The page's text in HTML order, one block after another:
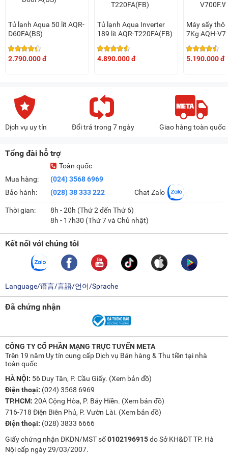
Tủ lạnh AQUA Inverter 358 lít AQR-T410FA(SL) có nhiều ưu
sẽ là giải pháp bảo quản thực phẩm hiệu quả cho nhiều gia
đình. Nếu đang có nhu cầu trang bị tủ lạnh cho gia đình
mình, bạn có thể tham khảo ngay model này nhé.
được cắm điện để tủ ổn định khí gas và tránh tình trạng
sốc điện do cắm điện.
Hình ảnh sản phẩm chỉ có tính chất minh họa, chi tiết sản
đổi tùy theo sản phẩm thực tế mà không cần thông báo
Tủ lạnh Aqua 50 lít AQR-
D60FA(BS)
2.790.000 đ
Tủ lạnh Aqua Inverter
189 lít AQR-T220FA(FB)
4.890.000 đ
Máy sấy
7Kg AQH-
5.190.000 đ
Dịch vụ uy tín Đổi trả trong 7 ngày Giao hàng toàn quốc
Tổng đài hỗ trợ
Mua hàng:
Bảo hành:
Toàn quốc
(024) 3568 6969
(028) 38 333 222
Chat Zalo
Thời gian:
8h - 20h (Thứ 2 đến Thứ 6)
8h - 17h30 (Thứ 7 và Chủ nhật)
Kết nối với chúng tôi
Language/语言/言語/언어/Sprache
Đã chứng nhận
CÔNG TY CỔ PHẦN MẠNG TRỰC TUYẾN META
Trên 19 năm Uy tín cung cấp Dịch vụ Bán hàng & Thu tiền tại nhà
toàn quốc
HÀ NỘI: 56 Duy Tân, P. Cầu Giấy. (Xem bản đồ)
Điện thoại: (024) 3568 6969
TP.HCM: 20A Cộng Hòa, P. Bảy Hiền. (Xem bản đồ)
716-718 Điện Biên Phủ, P. Vườn Lài. (Xem bản đồ)
Điện thoại: (028) 3833 6666
Giấy chứng nhận ĐKDN/MST số0102196915do Sở KH&ĐT TP. Hà
Nội cấp ngày 29/03/2007.